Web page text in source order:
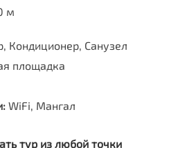
м
Кондиционер, Санузел
площадка
WiFi, Мангал
тур из любой точки